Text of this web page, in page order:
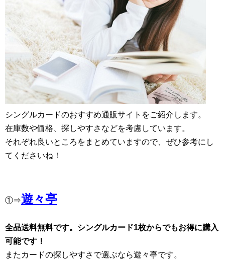
シングルカードのおすすめ通販サイトをご紹介します。
在庫数や価格、探しやすさなどを考慮しています。
それぞれ良いところをまとめていますので、ぜひ参考にし
てくださいね！
①⇒遊々亭
全品送料無料です。シングルカード1枚からでもお得に購入
可能です！
またカードの探しやすさで選ぶなら遊々亭です。